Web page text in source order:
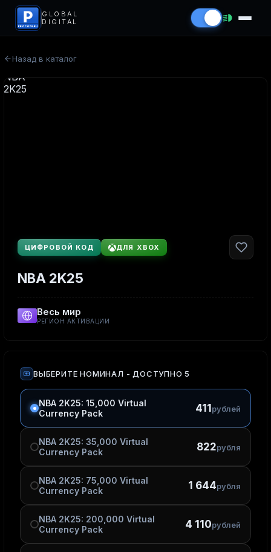
P
PROCODS.RU
GLOBAL
DIGITAL
Назад в каталог
ЦИФРОВОЙ КОД ДЛЯ XBOX
NBA 2K25
Весь мир
РЕГИОН АКТИВАЦИИ
ВЫБЕРИТЕ НОМИНАЛ - ДОСТУПНО 5
NBA 2K25: 15,000 Virtual
Currency Pack
411 рублей
NBA 2K25: 35,000 Virtual
Currency Pack
822рубля
NBA 2K25: 75,000 Virtual
Currency Pack
1 644рубля
NBA 2K25: 200,000 Virtual
Currency Pack
4 110рублей